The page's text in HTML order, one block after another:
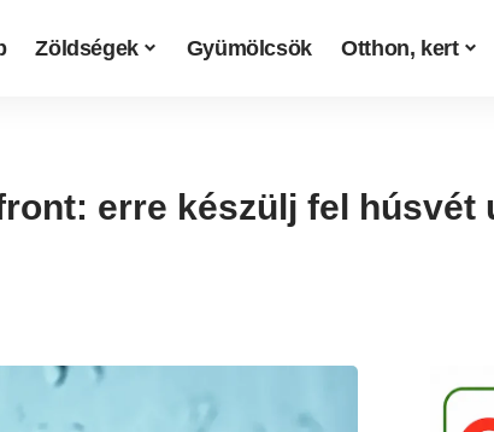
Zöldségek Gyümölcsök Otthon, kert
erre készülj fel húsvét